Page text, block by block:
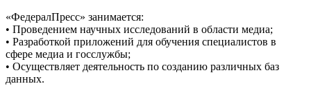
«ФедералПресс» занимается:
• Проведением научных исследований в области медиа;
• Разработкой приложений для обучения специалистов в
сфере медиа и госслужбы;
• Осуществляет деятельность по созданию различных баз
данных.